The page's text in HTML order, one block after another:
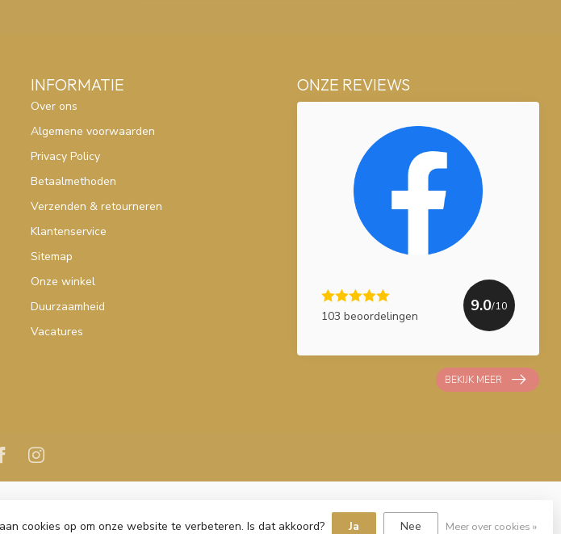
INFORMATIE
Over ons
Algemene voorwaarden
Privacy Policy
Betaalmethoden
Verzenden & retourneren
Klantenservice
Sitemap
Onze winkel
Duurzaamheid
Vacatures
ONZE REVIEWS
103 beoordelingen
9.0/10
BEKIJK MEER
cookies op om onze website te verbeteren. Is dat akkoord? Ja Nee Meer over cookies »